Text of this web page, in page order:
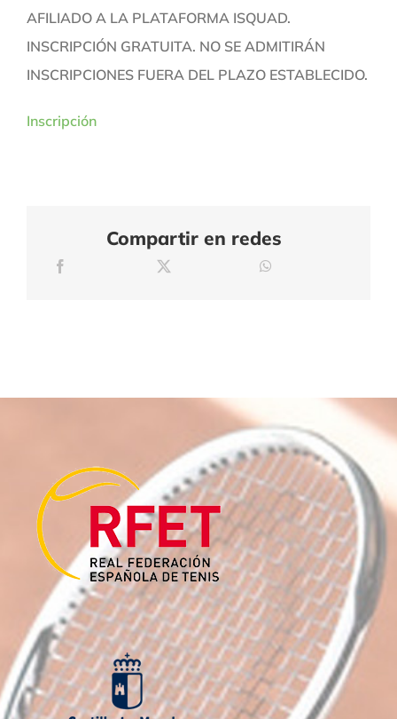
AFILIADO A LA PLATAFORMA ISQUAD.
INSCRIPCIÓN GRATUITA. NO SE ADMITIRÁN
INSCRIPCIONES FUERA DEL PLAZO ESTABLECIDO.
Inscripción
Compartir en redes